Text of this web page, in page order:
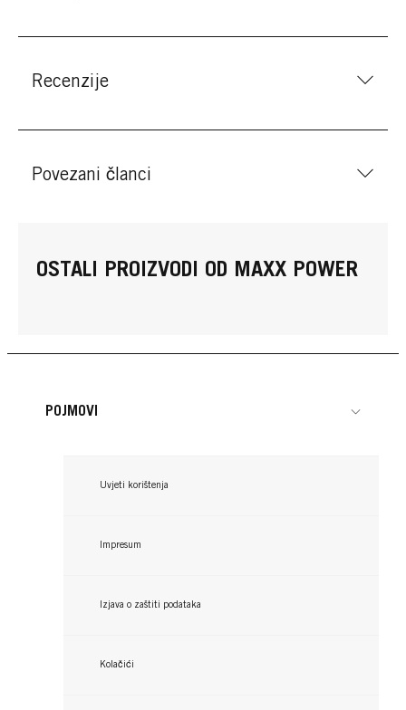
Recenzije
Povezani članci
OSTALI PROIZVODI OD MAXX POWER
POJMOVI
Uvjeti korištenja
Impresum
Izjava o zaštiti podataka
Kolačići